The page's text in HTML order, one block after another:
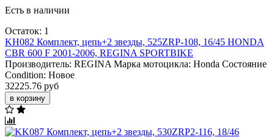
Есть в наличии
Остаток: 1
KH082 Комплект, цепь+2 звезды, 525ZRP-108, 16/45 HONDA
CBR 600 F 2001-2006, REGINA SPORTBIKE
Производитель: REGINA Марка мотоцикла: Honda Состояние
Condition: Новое
32225.76 руб
в корзину